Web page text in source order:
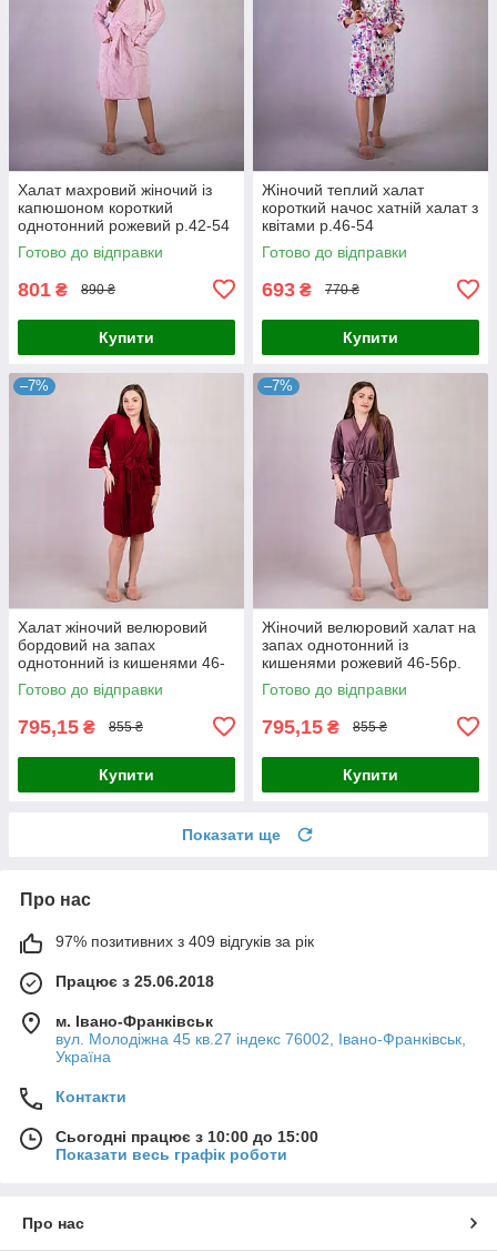
Халат махровий жіночий із
капюшоном короткий
однотонний рожевий р.42-54
Готово до відправки
801 ₴ 890 ₴
Купити
Жіночий теплий халат
короткий начос хатній халат з
квітами р.46-54
Готово до відправки
693 ₴ 770 ₴
Купити
–7%
Халат жіночий велюровий
бордовий на запах
однотонний із кишенями 46-
56р.
Готово до відправки
795,15 ₴ 855 ₴
Купити
–7%
Жіночий велюровий халат на
запах однотонний із
кишенями рожевий 46-56р.
Готово до відправки
795,15 ₴ 855 ₴
Купити
Показати ще
Про нас
97% позитивних з 409 відгуків за рік
Працює з 25.06.2018
м. Івано-Франківськ
вул. Молодіжна 45 кв.27 індекс 76002, Івано-Франківськ,
Україна
Контакти
Сьогодні працює з 10:00 до 15:00
Показати весь графік роботи
Про нас